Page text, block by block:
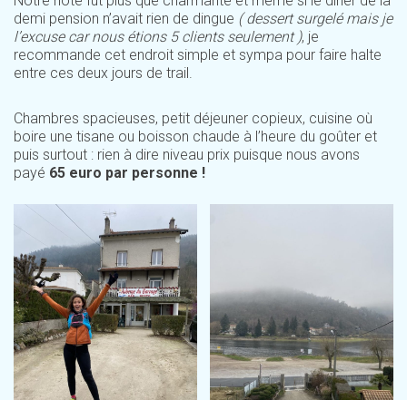
demi pension n’avait rien de dingue ( dessert surgelé mais je
l’excuse car nous étions 5 clients seulement ), je
recommande cet endroit simple et sympa pour faire halte
entre ces deux jours de trail.
Chambres spacieuses, petit déjeuner copieux, cuisine où
boire une tisane ou boisson chaude à l’heure du goûter et
puis surtout : rien à dire niveau prix puisque nous avons
payé 65 euro par personne !